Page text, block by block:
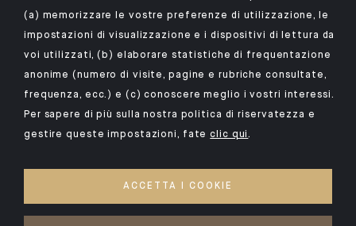
NOTE LEGALI
DATI PERSONALI
COOKIE
PSD2
(a) memorizzare le vostre preferenze di utilizzazione, le
impostazioni di visualizzazione e i dispositivi di lettura da
voi utilizzati, (b) elaborare statistiche di frequentazione
anonime (numero di visite, pagine e rubriche consultate,
frequenza, ecc.) e (c) conoscere meglio i vostri interessi.
Per sapere di più sulla nostra politica di riservatezza e
gestire queste impostazioni, fateclic qui.
ACCETTA I COOKIE